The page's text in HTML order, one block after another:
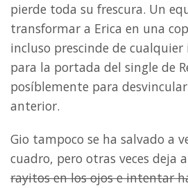
pierde toda su frescura. Un
transformar a Erica en una
incluso prescinde de cualquier
para la portada del single de
posíblemente para
anterior.
Gio tampoco se ha salvado a
cuadro, pero otras veces deja
rayitos en los ojos e intentar